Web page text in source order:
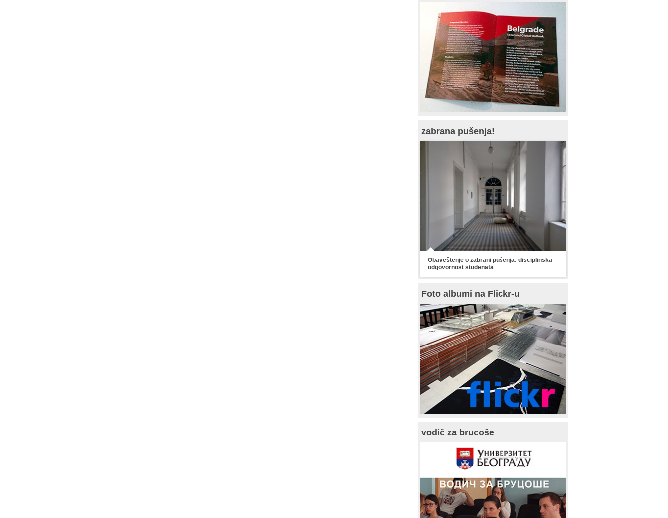
zabrana pušenja!
Obaveštenje o zabrani pušenja: disciplinska
odgovornost studenata
Foto albumi na Flickr-u
vodič za brucoše